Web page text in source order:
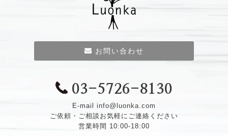
お問い合わせ
03-5726-8130
E-mail info@luonka.com
ご依頼・ご相談お気軽にご連絡ください
営業時間 10:00-18:00